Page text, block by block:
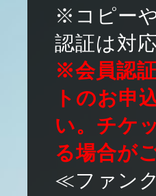
※コピー
認証は対
※会員認
トのお申
い。チケ
る場合が
≪ファン